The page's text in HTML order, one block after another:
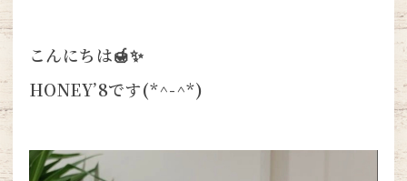
こんにちは🍯✨
HONEY’8です(*^-^*)